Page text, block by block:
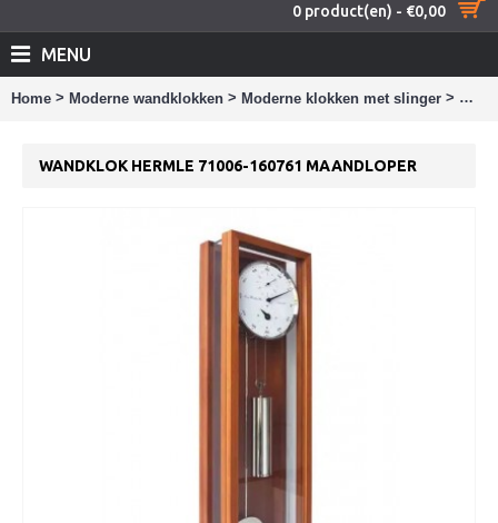
0 product(en) - €0,00
MENU
Home > Moderne wandklokken > Moderne klokken met slinger >
WANDKLOK HERMLE 71006-160761 MAANDLOPER